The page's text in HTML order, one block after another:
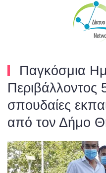
Skip to main content
Παγκόσμια
Περιβάλλοντος
σπουδαίες
από τον Δήμο